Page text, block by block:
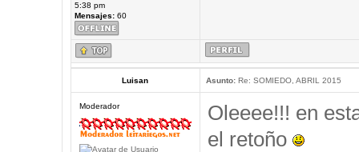
5:38 pm
Mensajes:60
Luisan Asunto:Re: SOMIEDO, ABRIL 2015
Moderador
Oleeee!!! en
el retoño